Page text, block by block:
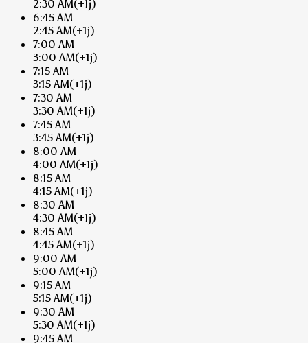
2:30 AM(+1j)
6:45 AM
2:45 AM(+1j)
7:00 AM
3:00 AM(+1j)
7:15 AM
3:15 AM(+1j)
7:30 AM
3:30 AM(+1j)
7:45 AM
3:45 AM(+1j)
8:00 AM
4:00 AM(+1j)
8:15 AM
4:15 AM(+1j)
8:30 AM
4:30 AM(+1j)
8:45 AM
4:45 AM(+1j)
9:00 AM
5:00 AM(+1j)
9:15 AM
5:15 AM(+1j)
9:30 AM
5:30 AM(+1j)
9:45 AM